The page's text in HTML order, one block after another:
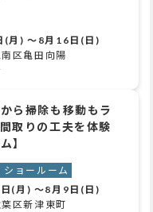
(月) ～ 8月16日(日)
区亀田向陽
ら掃除も移動もラ
取りの工夫を体験
】
ショールーム
(月) ～8月9日(日)
区新津東町